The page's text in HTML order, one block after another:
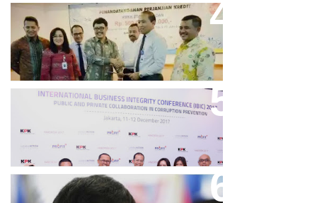
Bank Bjb Fasilitasi Kredit Modal
Kerja Konstruksi PT Adhi Karya
Keren, Bank BJB Kantongi
Puluhan Penghargaan Sepanjang
2017
Dicibir Di Medsos, Manny